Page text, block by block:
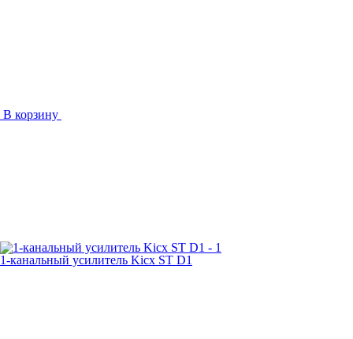
В корзину
1-канальный усилитель Kicx ST D1